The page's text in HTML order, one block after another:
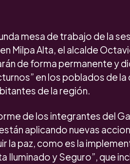
mesa de trabajo de la
Milpa Alta, el alcalde
de forma permanente y
en los poblados de
de la región.
de los integrantes del
aplicando nuevas
la paz, como es la
Iluminado y Seguro”, que